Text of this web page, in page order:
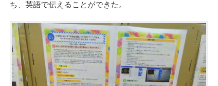
ち、英語で伝えることができた。